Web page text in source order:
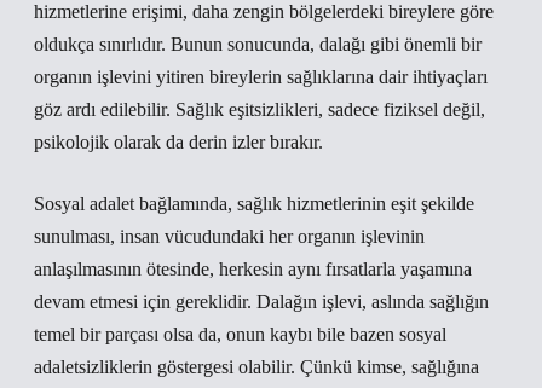
hizmetlerine erişimi, daha zengin bölgelerdeki bireylere göre
oldukça sınırlıdır. Bunun sonucunda, dalağı gibi önemli bir
organın işlevini yitiren bireylerin sağlıklarına dair ihtiyaçları
göz ardı edilebilir. Sağlık eşitsizlikleri, sadece fiziksel değil,
psikolojik olarak da derin izler bırakır.
Sosyal adalet bağlamında, sağlık hizmetlerinin eşit şekilde
sunulması, insan vücudundaki her organın işlevinin
anlaşılmasının ötesinde, herkesin aynı fırsatlarla yaşamına
devam etmesi için gereklidir. Dalağın işlevi, aslında sağlığın
temel bir parçası olsa da, onun kaybı bile bazen sosyal
adaletsizliklerin göstergesi olabilir. Çünkü kimse, sağlığına